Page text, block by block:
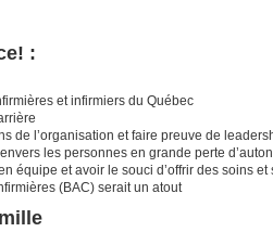
:
et infirmiers du Québec
de l’organisation et faire preuve de
les personnes en grande perte
équipe et avoir le souci d’offrir des soins
(BAC) serait un atout